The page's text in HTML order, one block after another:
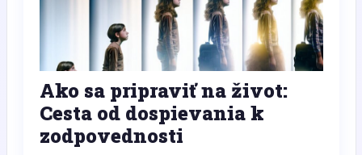
Ako sa pripraviť na život:
Cesta od dospievania k
zodpovednosti